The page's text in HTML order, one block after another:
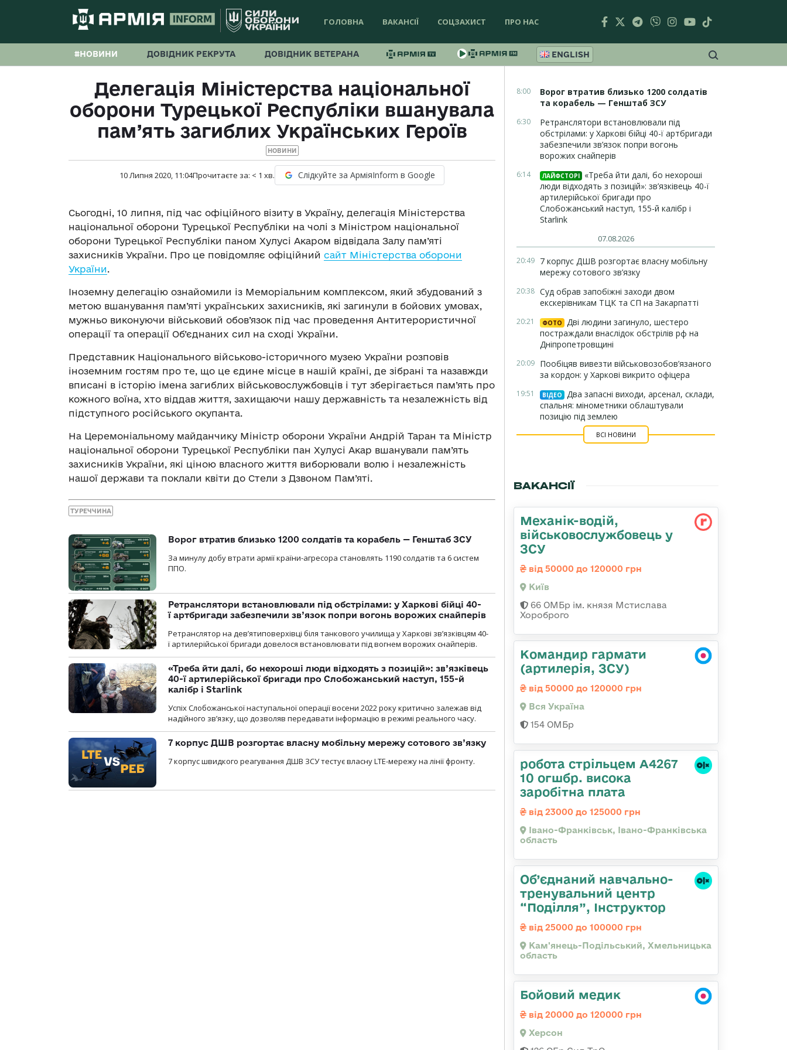
ГОЛОВНА ВАКАНСІЇ СОЦЗАХИСТ ПРО НАС
#НОВИНИ ДОВІДНИК РЕКРУТА ДОВІДНИК ВЕТЕРАНА ENGLISH
Делегація Міністерства національної
оборони Турецької Республіки вшанувала
пам’ять загиблих Українських Героїв
НОВИНИ
10 Липня 2020, 11:04Прочитаєте за: < 1 хв. Слідкуйте за АрміяInform в Google
Сьогодні, 10 липня, під час офіційного візиту в Україну, делегація Міністерства
національної оборони Турецької Республіки на чолі з Міністром національної
оборони Турецької Республіки паном Хулусі Акаром відвідала Залу пам’яті
захисників України. Про це повідомляє офіційний сайт Міністерства оборони
України.
Іноземну делегацію ознайомили із Меморіальним комплексом, який збудований з
метою вшанування пам’яті українських захисників, які загинули в бойових умовах,
мужньо виконуючи військовий обов’язок під час проведення Антитерористичної
операції та операції Об’єднаних сил на сході України.
Представник Національного військово-історичного музею України розповів
іноземним гостям про те, що це єдине місце в нашій країні, де зібрані та назавжди
вписані в історію імена загиблих військовослужбовців і тут зберігається пам’ять про
кожного воїна, хто віддав життя, захищаючи нашу державність та незалежність від
підступного російського окупанта.
На Церемоніальному майданчику Міністр оборони України Андрій Таран та Міністр
національної оборони Турецької Республіки пан Хулусі Акар вшанували пам’ять
захисників України, які ціною власного життя виборювали волю і незалежність
нашої держави та поклали квіти до Стели з Дзвоном Пам’яті.
ТУРЕЧЧИНА
Ворог втратив близько 1200 солдатів та корабель — Генштаб ЗСУ
За минулу добу втрати армії країни-агресора становлять 1190 солдатів та 6 систем
ППО.
Ретранслятори встановлювали під обстрілами: у Харкові бійці 40-
ї артбригади забезпечили зв’язок попри вогонь ворожих снайперів
Ретранслятор на дев’ятиповерхівці біля танкового училища у Харкові зв’язківцям 40-
ї артилерійської бригади довелося встановлювати під вогнем ворожих снайперів.
«Треба йти далі, бо нехороші люди відходять з позицій»: зв’язківець
40-ї артилерійської бригади про Слобожанський наступ, 155-й
калібр і Starlink
Успіх Слобожанської наступальної операції восени 2022 року критично залежав від
надійного зв’язку, що дозволяв передавати інформацію в режимі реального часу.
7 корпус ДШВ розгортає власну мобільну мережу сотового зв’язку
7 корпус швидкого реагування ДШВ ЗСУ тестує власну LTE-мережу на лінії фронту.
8:00
Ворог втратив близько 1200 солдатів
та корабель — Генштаб ЗСУ
6:30
Ретранслятори встановлювали під
обстрілами: у Харкові бійці 40-ї артбригади
забезпечили зв’язок попри вогонь
ворожих снайперів
6:14 ЛАЙФСТОРІ
«Треба йти далі, бо нехороші
люди відходять з позицій»: зв’язківець 40-ї
артилерійської бригади про
Слобожанський наступ, 155-й калібр і
Starlink
07.08.2026
20:49 7 корпус ДШВ розгортає власну мобільну
мережу сотового зв’язку
20:38 Суд обрав запобіжні заходи двом
екскерівникам ТЦК та СП на Закарпатті
20:21 ФОТО
Дві людини загинуло, шестеро
постраждали внаслідок обстрілів рф на
Дніпропетровщині
20:09 Пообіцяв вивезти військовозобов’язаного
за кордон: у Харкові викрито офіцера
19:51 ВІДЕО
Два запасні виходи, арсенал, склади,
спальня: мінометники облаштували
позицію під землею
ВСІ НОВИНИ
ВАКАНСІЇ
Механік-водій,
військовослужбовець у
ЗСУ
від 50000 до 120000 грн
Київ
66 ОМБр ім. князя Мстислава
Хороброго
Командир гармати
(артилерія, ЗСУ)
від 50000 до 120000 грн
Вся Україна
154 ОМБр
робота стрільцем А4267
10 огшбр. висока
заробітна плата
від 23000 до 125000 грн
Івано-Франківськ, Івано-Франківська
область
Об’єднаний навчально-
тренувальний центр
“Поділля”, Інструктор
від 25000 до 100000 грн
Кам'янець-Подільський, Хмельницька
область
Бойовий медик
від 20000 до 120000 грн
Херсон